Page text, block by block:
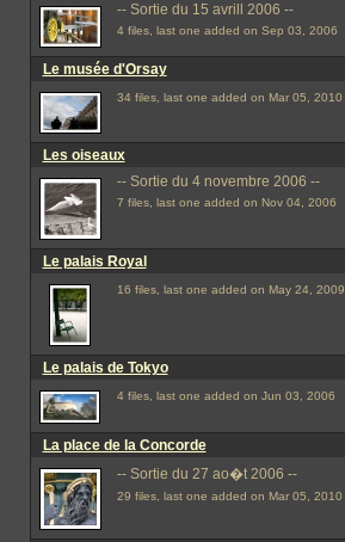
-- Sortie du 15 avrill 2006 --
4 files, last one added on Sep 03, 2006
Le musée d'Orsay
34 files, last one added on Mar 05, 2010
Les oiseaux
-- Sortie du 4 novembre 2006 --
7 files, last one added on Nov 04, 2006
Le palais Royal
16 files, last one added on May 24, 2009
Le palais de Tokyo
4 files, last one added on Jun 03, 2006
La place de la Concorde
-- Sortie du 27 ao�t 2006 --
29 files, last one added on Mar 05, 2010